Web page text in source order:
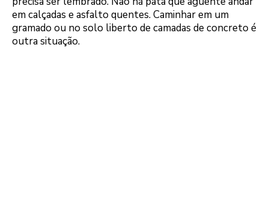
em calçadas e asfalto quentes. Caminhar em um
gramado ou no solo liberto de camadas de concreto é
outra situação.